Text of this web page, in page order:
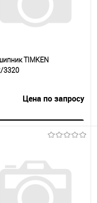
TIMKEN
3320
Цена по запросу
Запросить цену
Купить в 1
сравнению
В избранное
Под заказ